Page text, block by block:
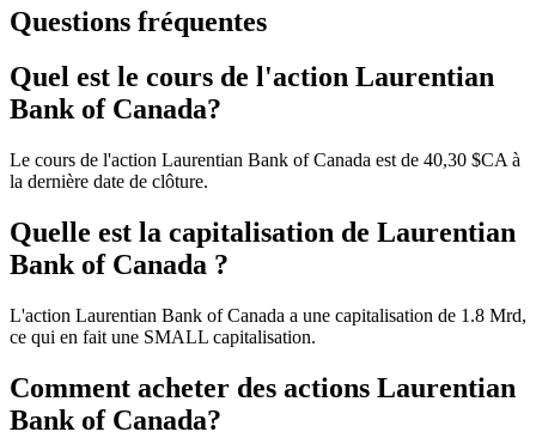
Questions fréquentes
Quel est le cours de l'action Laurentian
Bank of Canada?
Le cours de l'action Laurentian Bank of Canada est de 40,30 $CA à
la dernière date de clôture.
Quelle est la capitalisation de Laurentian
Bank of Canada ?
L'action Laurentian Bank of Canada a une capitalisation de 1.8 Mrd,
ce qui en fait une SMALL capitalisation.
Comment acheter des actions Laurentian
Bank of Canada?